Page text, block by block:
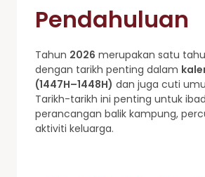
Pendahuluan
Tahun 2026 merupakan satu
dengan tarikh penting dalam
(1447H–1448H) dan juga cuti
Tarikh-tarikh ini penting untuk
perancangan balik kampung,
aktiviti keluarga.